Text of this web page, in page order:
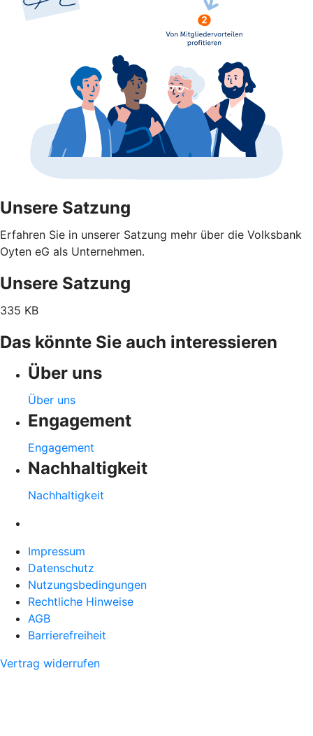
Unsere Satzung
Erfahren Sie in unserer Satzung mehr über die Volksbank
Oyten eG als Unternehmen.
Unsere Satzung
335 KB
Das könnte Sie auch interessieren
Über uns
Über uns
Engagement
Engagement
Nachhaltigkeit
Nachhaltigkeit
Impressum
Datenschutz
Nutzungsbedingungen
Rechtliche Hinweise
AGB
Barrierefreiheit
Vertrag widerrufen